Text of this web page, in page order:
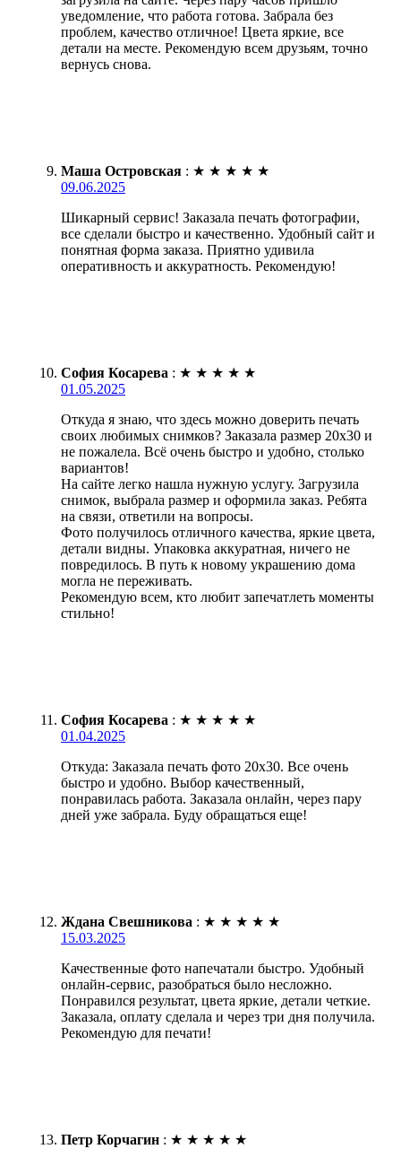
уведомление, что работа готова. Забрала без
проблем, качество отличное! Цвета яркие, все
детали на месте. Рекомендую всем друзьям, точно
вернусь снова.
Маша Островская : ★ ★ ★ ★ ★
09.06.2025
Шикарный сервис! Заказала печать фотографии,
все сделали быстро и качественно. Удобный сайт и
понятная форма заказа. Приятно удивила
оперативность и аккуратность. Рекомендую!
София Косарева : ★ ★ ★ ★ ★
01.05.2025
Откуда я знаю, что здесь можно доверить печать
своих любимых снимков? Заказала размер 20х30 и
не пожалела. Всё очень быстро и удобно, столько
вариантов!
На сайте легко нашла нужную услугу. Загрузила
снимок, выбрала размер и оформила заказ. Ребята
на связи, ответили на вопросы.
Фото получилось отличного качества, яркие цвета,
детали видны. Упаковка аккуратная, ничего не
повредилось. В путь к новому украшению дома
могла не переживать.
Рекомендую всем, кто любит запечатлеть моменты
стильно!
София Косарева : ★ ★ ★ ★ ★
01.04.2025
Откуда: Заказала печать фото 20х30. Все очень
быстро и удобно. Выбор качественный,
понравилась работа. Заказала онлайн, через пару
дней уже забрала. Буду обращаться еще!
Ждана Свешникова : ★ ★ ★ ★ ★
15.03.2025
Качественные фото напечатали быстро. Удобный
онлайн-сервис, разобраться было несложно.
Понравился результат, цвета яркие, детали четкие.
Заказала, оплату сделала и через три дня получила.
Рекомендую для печати!
Петр Корчагин : ★ ★ ★ ★ ★